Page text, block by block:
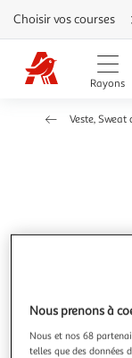
Aller
directement
au
contenu
Aller
directement
Aller
besoin
Choisir vos courses
Rayons
Veste, Sweat
Nous prenons à
Nous et nos 68
telles que des données